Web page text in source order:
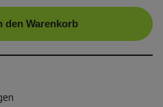
den Warenkorb